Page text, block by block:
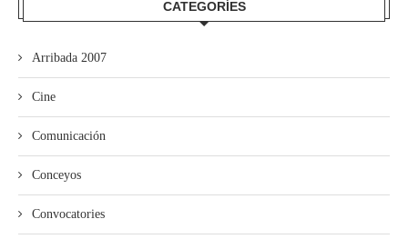
CATEGORÍES
Arribada 2007
Cine
Comunicación
Conceyos
Convocatories